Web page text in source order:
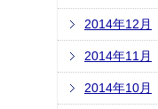
2014年12月
2014年11月
2014年10月